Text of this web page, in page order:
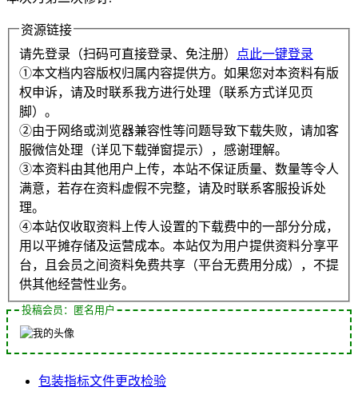
资源链接
请先登录（扫码可直接登录、免注册）
点此一键登录
①本文档内容版权归属内容提供方。如果您对本资料有版
权申诉，请及时联系我方进行处理（联系方式详见页
脚）。
②由于网络或浏览器兼容性等问题导致下载失败，请加客
服微信处理（详见下载弹窗提示），感谢理解。
③本资料由其他用户上传，本站不保证质量、数量等令人
满意，若存在资料虚假不完整，请及时联系客服投诉处
理。
④本站仅收取资料上传人设置的下载费中的一部分分成，
用以平摊存储及运营成本。本站仅为用户提供资料分享平
台，且会员之间资料免费共享（平台无费用分成），不提
供其他经营性业务。
投稿会员：匿名用户
包装指标文件更改检验